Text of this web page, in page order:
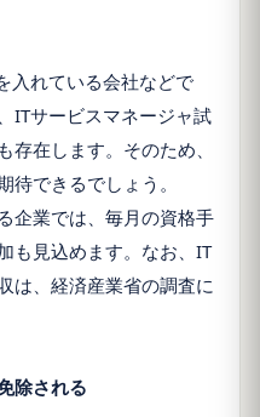
入れている会社などで
ITサービスマネージャ試
在します。そのため、
できるでしょう。
企業では、毎月の資格手
も見込めます。なお、IT
は、経済産業省の調査に
除される